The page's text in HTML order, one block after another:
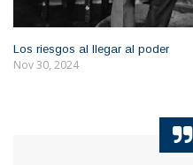
Los riesgos al llegar al poder
Nov 30, 2024